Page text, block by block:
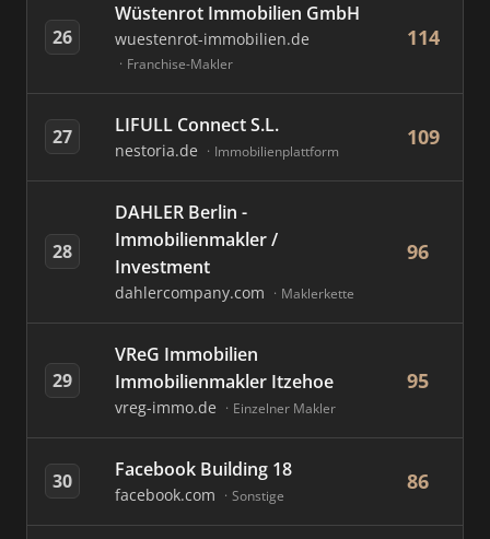
26
Wüstenrot Immobilien GmbH
wuestenrot-immobilien.de
Franchise-Makler
114
27 LIFULL Connect S.L.
nestoria.de Immobilienplattform
109
28
DAHLER Berlin -
Immobilienmakler /
Investment
dahlercompany.com Maklerkette
96
29
VReG Immobilien
Immobilienmakler Itzehoe
vreg-immo.de Einzelner Makler
95
30 Facebook Building 18
facebook.com Sonstige
86